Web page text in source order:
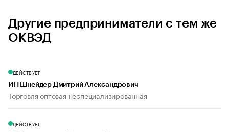
Другие предприниматели с тем же
ОКВЭД
ДЕЙСТВУЕТ
ИП Шнейдер Дмитрий Александрович
Торговля оптовая неспециализированная
ДЕЙСТВУЕТ